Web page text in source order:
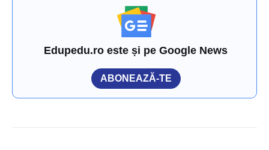
Edupedu.ro este și pe Google News
ABONEAZĂ-TE